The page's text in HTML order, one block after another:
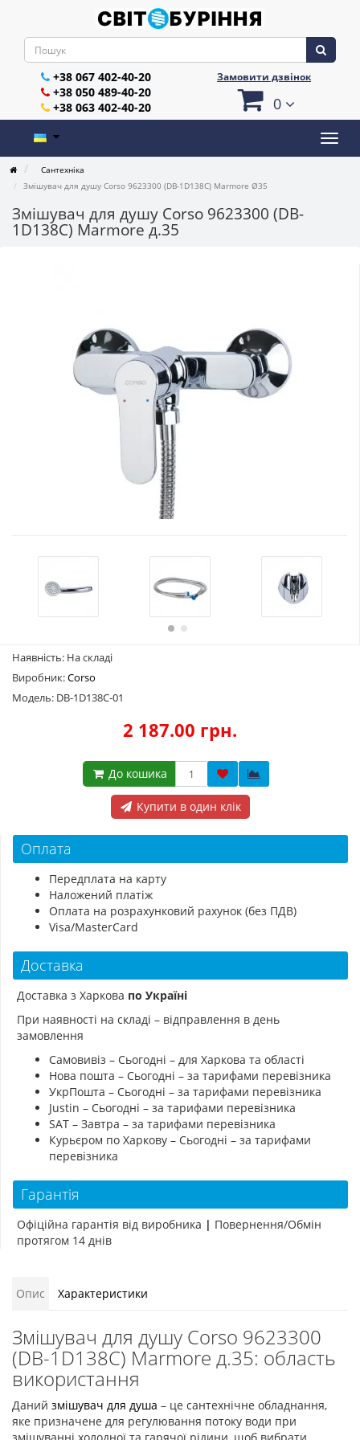
+38 067 402-40-20
+38 050 489-40-20
+38 063 402-40-20
Замовити дзвінок
0
Сантехніка
Змішувач для душу Corso 9623300 (DB-1D138C) Marmore Ø35
Змішувач для душу Corso 9623300 (DB-
1D138C) Marmore д.35
Наявність: На складі
Виробник:Corso
Модель: DB-1D138C-01
2 187.00 грн.
До кошика
Купити в один клік
Оплата
Передплата на карту
Наложений платіж
Оплата на розрахунковий рахунок (без ПДВ)
Visa/MasterCard
Доставка
Доставка з Харкова по Україні
При наявності на складі – відправлення в день
замовлення
Самовивіз – Сьогодні – для Харкова та області
Нова пошта – Сьогодні – за тарифами перевізника
УкрПошта – Сьогодні – за тарифами перевізника
Justin – Сьогодні – за тарифами перевізника
SAT – Завтра – за тарифами перевізника
Курьєром по Харкову – Сьогодні – за тарифами
перевізника
Гарантія
Офіційна гарантія від виробника | Повернення/Обмін
протягом 14 днів
Опис Характеристики
Змішувач для душу Corso 9623300
(DB-1D138C) Marmore д.35: область
використання
Даний змішувач для душа – це сантехнічне обладнання,
яке призначене для регулювання потоку води при